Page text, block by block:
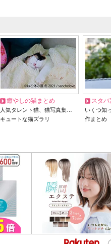
癒やしの猫まとめ
人気タレント猫、猫写真集…
キュートな猫ズラリ
スタバ
いくつ知
作まとめ